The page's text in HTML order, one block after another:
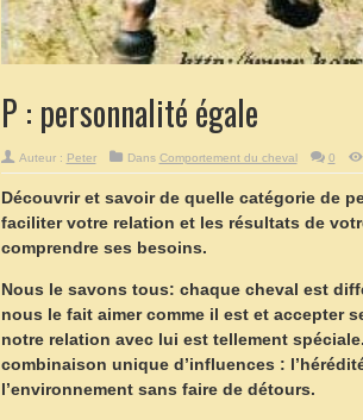
P : personnalité égale
Auteur : Peter Dans Comportement du cheval 0
Découvrir et savoir de quelle catégorie de
faciliter votre relation et les résultats de
comprendre ses besoins.
Nous le savons tous: chaque cheval est
nous le fait aimer comme il est et accepter
notre relation avec lui est tellement
combinaison unique d’influences :
l’environnement sans faire de détours.